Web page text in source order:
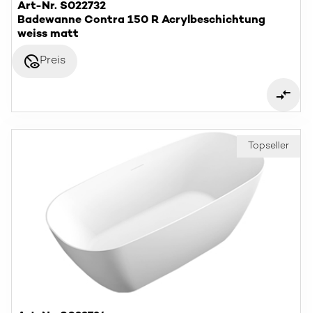
Art-Nr. S022732
Badewanne Contra 150 R Acrylbeschichtung
weiss matt
disabled_visiblePreis
Topseller